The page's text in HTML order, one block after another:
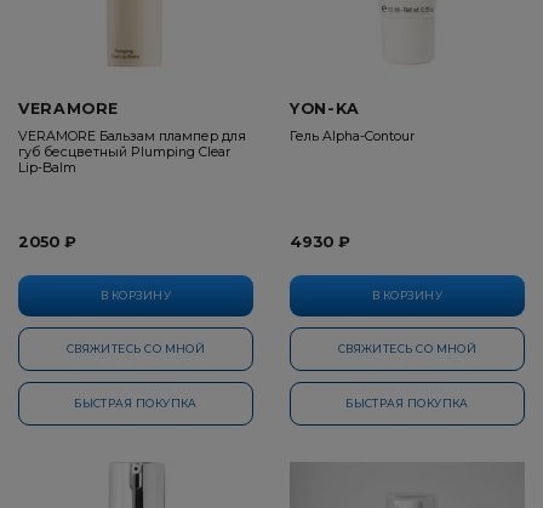
В КОРЗИНУ
СВЯЖИТЕСЬ СО МНОЙ
БЫСТРАЯ ПОКУПКА
VERAMORE
VERAMORE Бальзам плампер для
губ бесцветный Plumping Clear
Lip-Balm
2050 ₽
В КОРЗИНУ
СВЯЖИТЕСЬ СО МНОЙ
БЫСТРАЯ ПОКУПКА
YON-KA
Гель Alpha-Contour
4930 ₽